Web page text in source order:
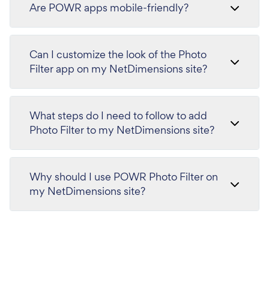
Are POWR apps mobile-friendly?
Can I customize the look of the Photo
Filter app on my NetDimensions site?
What steps do I need to follow to add
Photo Filter to my NetDimensions site?
Why should I use POWR Photo Filter on
my NetDimensions site?